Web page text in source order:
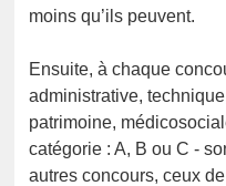
moins qu’ils peuvent.
Ensuite, à chaque
administrative,
patrimoine,
catégorie : A, B ou C -
autres concours, ceux